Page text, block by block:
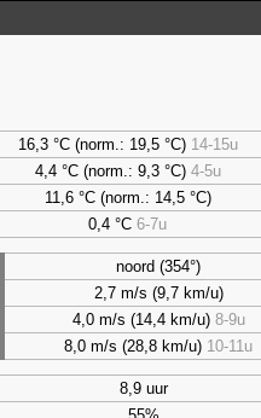
16,3 °C (norm.: 19,5 °C) 14-15u
4,4°C (norm.: 9,3 °C) 4-5u
11,6 °C (norm.: 14,5 °C)
0,4 °C6-7u
noord (354°)
2,7 m/s (9,7 km/u)
4,0 m/s (14,4 km/u) 8-9u
8,0 m/s (28,8 km/u) 10-11u
8,9 uur